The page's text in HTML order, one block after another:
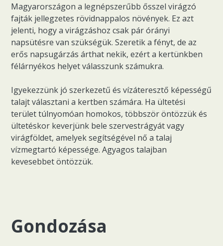
Magyarországon a legnépszerűbb ősszel virágzó
fajták jellegzetes rövidnappalos növények. Ez azt
jelenti, hogy a virágzáshoz csak pár órányi
napsütésre van szükségük. Szeretik a fényt, de az
erős napsugárzás árthat nekik, ezért a kertünkben
félárnyékos helyet válasszunk számukra.
Igyekezzünk jó szerkezetű és vízáteresztő képességű
talajt választani a kertben számára. Ha ültetési
terület túlnyomóan homokos, többször öntözzük és
ültetéskor keverjünk bele szervestrágyát vagy
virágföldet, amelyek segítségével nő a talaj
vízmegtartó képessége. Agyagos talajban
kevesebbet öntözzük.
Gondozása